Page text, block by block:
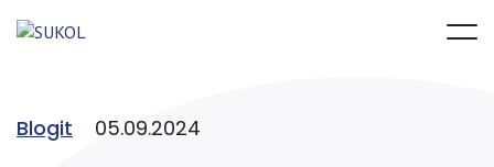
Blogit 05.09.2024